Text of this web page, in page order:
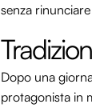
senza
Dopo una
protagonista in